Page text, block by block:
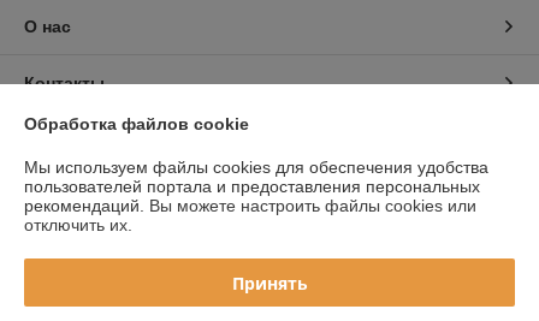
О нас
Контакты
Доставка и оплата
График работы
Политика обработки cookies
Обработка файлов cookie
Мы используем файлы cookies для обеспечения удобства
пользователей портала и предоставления персональных
рекомендаций. Вы можете настроить файлы cookies или
отключить их.
Принять